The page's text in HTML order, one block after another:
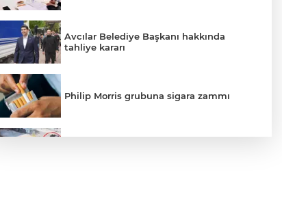
Avcılar Belediye Başkanı hakkında
tahliye kararı
Philip Morris grubuna sigara zammı